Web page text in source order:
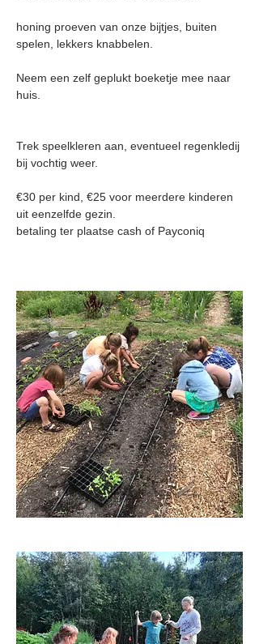
honing proeven van onze bijtjes, buiten
spelen, lekkers knabbelen.
Neem een zelf geplukt boeketje mee naar
huis.
Trek speelkleren aan, eventueel regenkledij
bij vochtig weer.
€30 per kind, €25 voor meerdere kinderen
uit eenzelfde gezin.
betaling ter plaatse cash of Payconiq